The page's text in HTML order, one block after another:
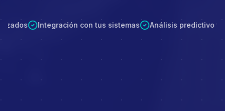
Asistentes IA personalizados Integración con tus